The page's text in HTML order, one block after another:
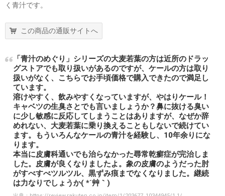
く青汁です。
この商品の通販サイトへ
「青汁のめぐり」シリーズの大麦若葉の方は近所のドラッ
グストアでも取り扱いがあるのですが、ケールの方は取り
扱いがなく、こちらでお手頃価格で購入できたので満足し
ています。
溶けやすく、飲みやすくなっていますが、やはりケール！
キャベツの生臭さとでも言いましょうか？鼻に抜ける臭い
に少し敏感に反応してしまうことはありますが、なぜか辞
めれない、大麦若葉に乗り換えることもしないで続けてい
ます。もういろんなケールの青汁を経験し、10年余りにな
ります。
本当に皮膚科通いでも治らなかった尋常乾癬症が完治しま
した。皮膚が良くなりましたよ。象の皮膚のようだった肘
がすべすべツルツル、黒ずみ痕までなくなりました。継続
は力なりでしょうか( *´艸｀)